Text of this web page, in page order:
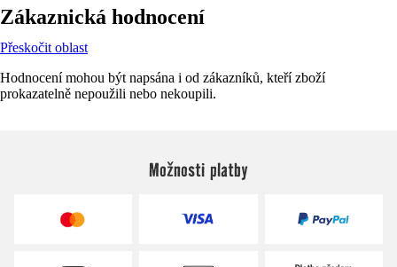
Zákaznická hodnocení
Přeskočit oblast
Hodnocení mohou být napsána i od zákazníků, kteří zboží
prokazatelně nepoužili nebo nekoupili.
Možnosti platby